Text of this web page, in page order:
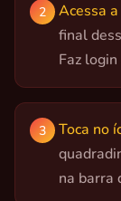
Acessa
final
Faz
Toca no
na barra